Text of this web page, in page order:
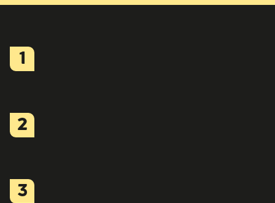
1
2
3